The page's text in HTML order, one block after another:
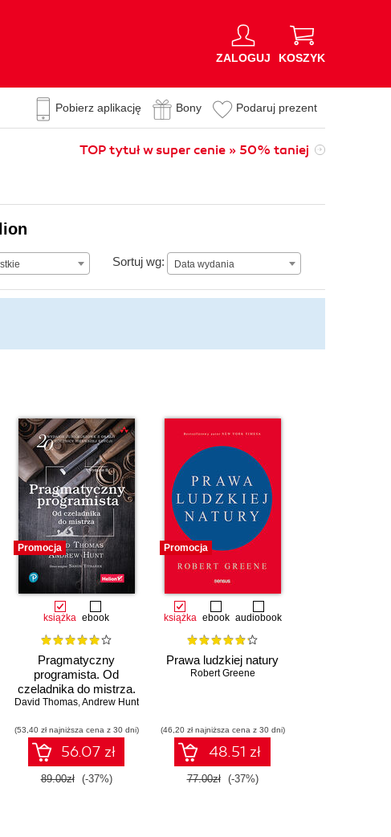
ZALOGUJ KOSZYK
Pobierz aplikację Bony Podaruj prezent
TOP tytuł w super cenie » 50% taniej
Sortuj wg: Data wydania
Data wydania
Promocja
książka ebook
Pragmatyczny
programista. Od
czeladnika do mistrza.
Wydanie II
David Thomas,Andrew Hunt
(53,40 zł najniższa cena z 30 dni)
56.07 zł
89.00zł (-37%)
Promocja
książka ebook audiobook
Prawa ludzkiej natury
Robert Greene
(46,20 zł najniższa cena z 30 dni)
48.51 zł
77.00zł (-37%)